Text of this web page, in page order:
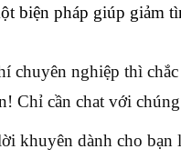
biện pháp giúp giảm
chuyên nghiệp thì
Chỉ cần chat với
khuyên dành cho bạn